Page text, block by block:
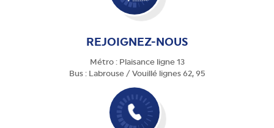
REJOIGNEZ-NOUS
Métro : Plaisance ligne 13
Bus : Labrouse / Vouillé lignes 62, 95